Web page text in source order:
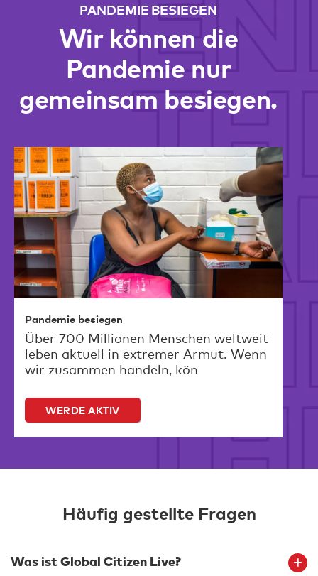
PANDEMIE BESIEGEN
Wir können die
Pandemie nur
gemeinsam besiegen.
Pandemie besiegen
Über 700 Millionen Menschen weltweit
leben aktuell in extremer Armut. Wenn
wir zusammen handeln, kön
WERDE AKTIV
Häufig gestellte Fragen
Was ist Global Citizen Live?